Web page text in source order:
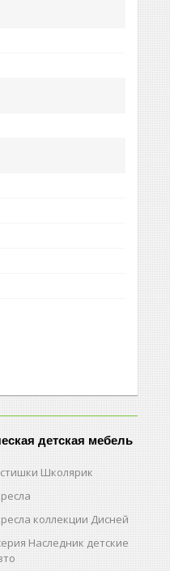
детская мебель
Школярик
коллекции Дисней
Наследник детские